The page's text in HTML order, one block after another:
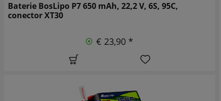
Baterie BosLipo P7 650 mAh, 22,2 V, 6S, 95C,
conector XT30
€ 23,90 *